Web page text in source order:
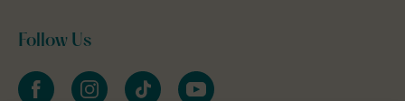
Follow Us
facebookinstagramtiktok youtube